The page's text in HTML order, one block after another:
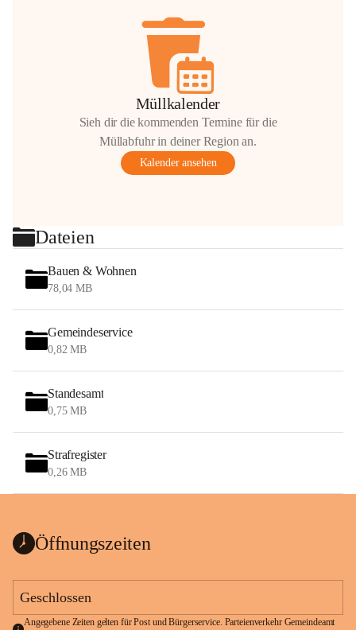
Müllkalender
Sieh dir die kommenden Termine für die
Müllabfuhr in deiner Region an.
Kalender ansehen
Dateien
Bauen & Wohnen
78,04 MB
Gemeindeservice
0,82 MB
Standesamt
0,75 MB
Strafregister
0,26 MB
Öffnungszeiten
Geschlossen
Angegebene Zeiten gelten für Post und Bürgerservice. Parteienverkehr Gemeindeamt